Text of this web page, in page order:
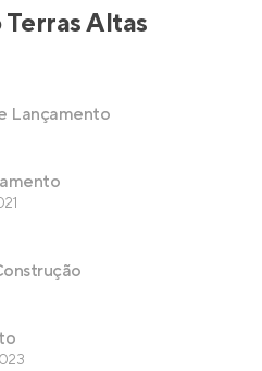
Terras Altas
Lançamento